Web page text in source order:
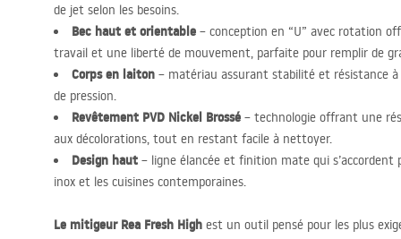
de jet selon les besoins.
Bec haut et orientable – conception en “U” avec rotation
travail et une liberté de mouvement, parfaite pour remplir de
Corps en laiton – matériau assurant stabilité et résistance à
de pression.
Revêtement PVD Nickel Brossé – technologie offrant une
aux décolorations, tout en restant facile à nettoyer.
Design haut – ligne élancée et finition mate qui s’accordent
inox et les cuisines contemporaines.
Le mitigeur Rea Fresh High est un outil pensé pour les plus